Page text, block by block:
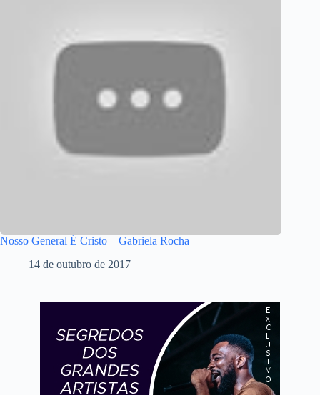
Nosso General É Cristo – Gabriela Rocha
14 de outubro de 2017